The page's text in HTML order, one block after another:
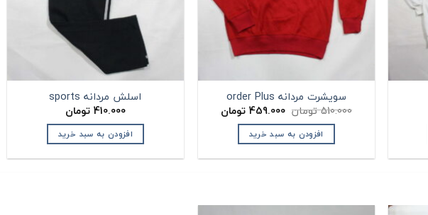
سویشرت مردانه order Plus
510.000 تومان قیمت
اصلی:
510.000 تومان
بود.
459.000 تومان
افزودن به سبد خرید
اسلش مردانه sports
410.000 تومان
افزودن به سبد خرید